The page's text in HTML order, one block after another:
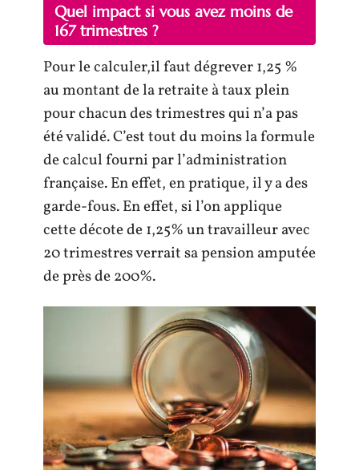
Quel impact si vous avez moins de
167 trimestres ?
Pour le calculer,il faut dégrever 1,25 %
au montant de la retraite à taux plein
pour chacun des trimestres qui n’a pas
été validé. C’est tout du moins la formule
de calcul fourni par l’administration
française. En effet, en pratique, il y a des
garde-fous. En effet, si l’on applique
cette décote de 1,25% un travailleur avec
20 trimestres verrait sa pension amputée
de près de 200%.